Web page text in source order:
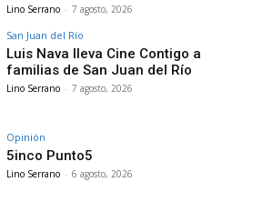
Lino Serrano - 7 agosto, 2026
San Juan del Río
Luis Nava lleva Cine Contigo a
familias de San Juan del Río
Lino Serrano - 7 agosto, 2026
Opinión
5inco Punto5
Lino Serrano - 6 agosto, 2026